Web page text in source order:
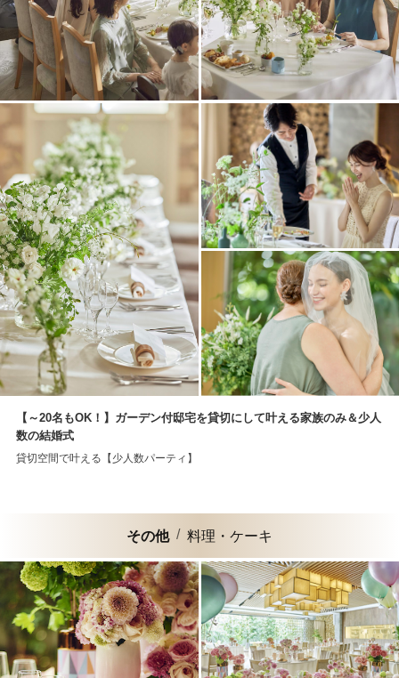
【～20名もOK！】ガーデン付邸宅を貸切にして叶える家族のみ＆少人
数の結婚式
貸切空間で叶える【少人数パーティ】
その他 料理・ケーキ